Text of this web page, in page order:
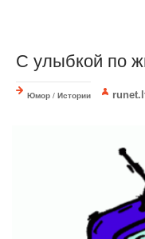
С улыбкой по
Юмор / Истории